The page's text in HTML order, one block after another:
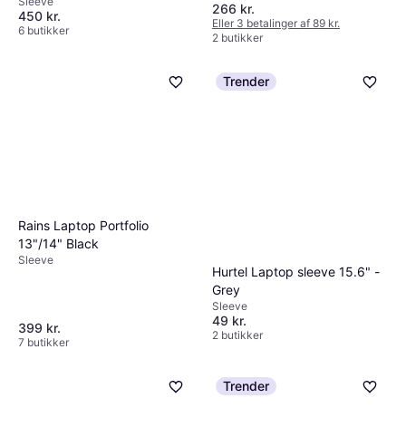
450 kr.
6 butikker
266 kr.
Eller 3 betalinger af 89 kr.
2 butikker
Rains Laptop Portfolio
13"/14" Black
Sleeve
399 kr.
7 butikker
Trender
Hurtel Laptop sleeve 15.6" -
Grey
Sleeve
49 kr.
2 butikker
Trender